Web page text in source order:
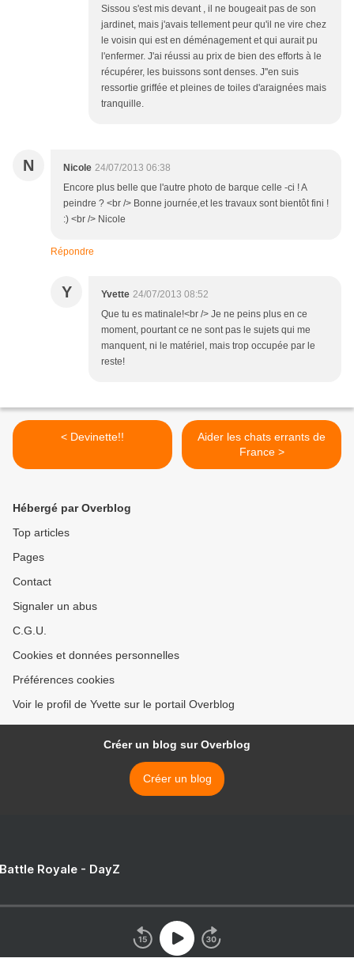
Sissou s'est mis devant , il ne bougeait pas de son
jardinet, mais j'avais tellement peur qu'il ne vire chez
le voisin qui est en déménagement et qui aurait pu
l'enfermer. J'ai réussi au prix de bien des efforts à le
récupérer, les buissons sont denses. J''en suis
ressortie griffée et pleines de toiles d'araignées mais
tranquille.
N Nicole 24/07/2013 06:38
Encore plus belle que l'autre photo de barque celle -ci ! A
peindre ? <br /> Bonne journée,et les travaux sont bientôt fini !
:) <br /> Nicole
Répondre
Y Yvette 24/07/2013 08:52
Que tu es matinale!<br /> Je ne peins plus en ce
moment, pourtant ce ne sont pas le sujets qui me
manquent, ni le matériel, mais trop occupée par le
reste!
< Devinette!!
Aider les chats errants de
France >
Hébergé par Overblog
Top articles
Pages
Contact
Signaler un abus
C.G.U.
Cookies et données personnelles
Préférences cookies
Voir le profil de Yvette sur le portail Overblog
Créer un blog sur Overblog
Créer un blog
Royale - DayZ